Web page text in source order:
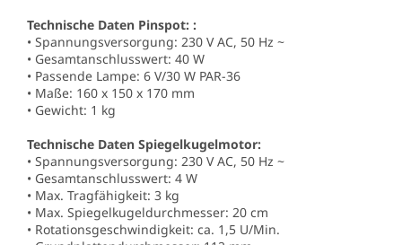
Technische Daten Pinspot: :
• Spannungsversorgung: 230 V AC, 50 Hz ~
• Gesamtanschlusswert: 40 W
• Passende Lampe: 6 V/30 W PAR-36
• Maße: 160 x 150 x 170 mm
• Gewicht: 1 kg
Technische Daten Spiegelkugelmotor:
• Spannungsversorgung: 230 V AC, 50 Hz ~
• Gesamtanschlusswert: 4 W
• Max. Tragfähigkeit: 3 kg
• Max. Spiegelkugeldurchmesser: 20 cm
• Rotationsgeschwindigkeit: ca. 1,5 U/Min.